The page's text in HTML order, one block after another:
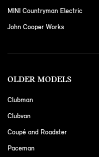
MINI Countryman Electric
John Cooper Works
OLDER MODELS
Clubman
Clubvan
Coupé and Roadster
Paceman